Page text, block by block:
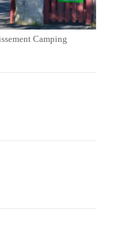
Camping